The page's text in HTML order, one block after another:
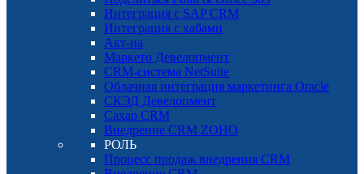
Интеграция с SAP CRM
Интеграция с хабами
Акт-на
Маркето Девелопмент
CRM-система NetSuite
Облачная интеграция маркетинга Oracle
СКЭД Девелопмент
Сахар CRM
Внедрение CRM ZOHO
РОЛЬ
Процесс продаж внедрения CRM